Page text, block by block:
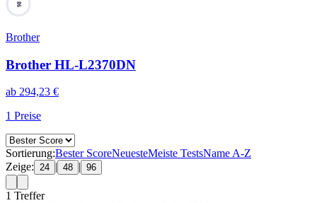
86
Brother
Brother HL-L2370DN
ab 294,23 €
1 Preise
Sortierung:Bester ScoreNeuesteMeiste TestsName A-Z
Zeige: 24 | 48 | 96
1 Treffer